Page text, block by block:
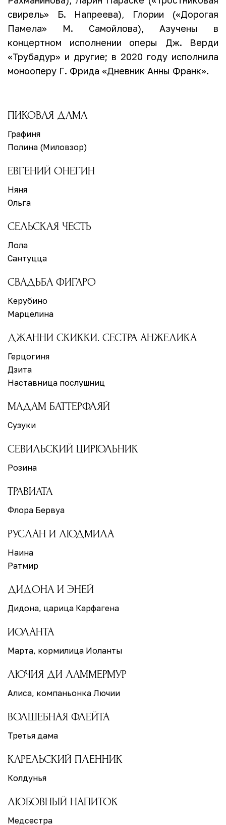
свирель» Б. Напреева), Глории («Дорогая
Памела» М. Самойлова), Азучены в
концертном исполнении оперы Дж. Верди
«Трубадур» и другие; в 2020 году исполнила
монооперу Г. Фрида «Дневник Анны Франк».
ПИКОВАЯ ДАМА
Графиня
Полина (Миловзор)
ЕВГЕНИЙ ОНЕГИН
Няня
Ольга
СЕЛЬСКАЯ ЧЕСТЬ
Лола
Сантуцца
СВАДЬБА ФИГАРО
Керубино
Марцелина
ДЖАННИ СКИККИ. СЕСТРА АНЖЕЛИКА
Герцогиня
Дзита
Наставница послушниц
МАДАМ БАТТЕРФЛЯЙ
Сузуки
СЕВИЛЬСКИЙ ЦИРЮЛЬНИК
Розина
ТРАВИАТА
Флора Бервуа
РУСЛАН И ЛЮДМИЛА
Наина
Ратмир
ДИДОНА И ЭНЕЙ
Дидона, царица Карфагена
ИОЛАНТА
Марта, кормилица Иоланты
ЛЮЧИЯ ДИ ЛАММЕРМУР
Алиса, компаньонка Лючии
ВОЛШЕБНАЯ ФЛЕЙТА
Третья дама
КАРЕЛЬСКИЙ ПЛЕННИК
Колдунья
ЛЮБОВНЫЙ НАПИТОК
Медсестра